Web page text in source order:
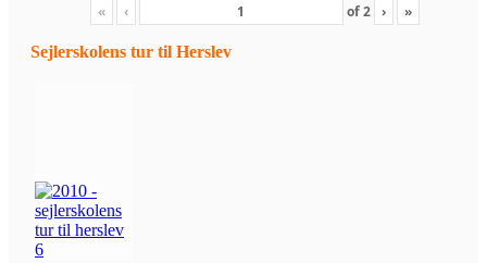
« ‹ of2 › »
Sejlerskolens tur til Herslev